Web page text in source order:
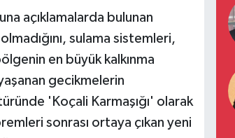
açıklamalarda bulunan
sulama sistemleri,
en büyük kalkınma
gecikmelerin
'Koçali Karmaşığı' olarak
sonrası ortaya çıkan yeni